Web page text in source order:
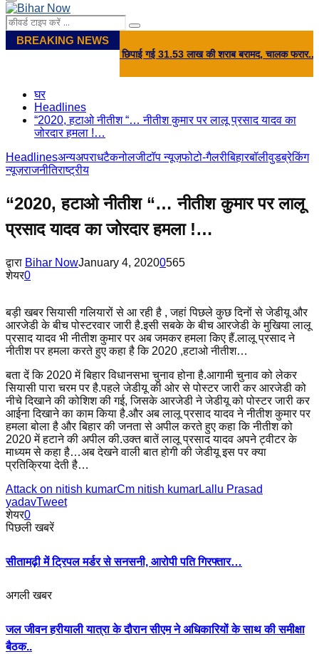
Primary
Menu
Search
for:
Search
BREAKING NEWS
पर खाद की आड़ में छिपाई गई 31.53 लाख की शराब बरामद, चालक फरार...⇝
घर
Headlines
“2020, हटाओ नीतीश “… नीतीश कुमार पर लालू प्रसाद यादव का
जोरदार हमला !…
Headlinesअन्यअपराधटैकनोलजीटॉप न्यूज़फोटो-गैलरीबिहारबॉलीवुडब्रेकिंग
न्यूज़राजनीतिराष्ट्रीय
“2020, हटाओ नीतीश “… नीतीश कुमार पर लालू
प्रसाद यादव का जोरदार हमला !…
द्वारा Bihar NowJanuary 4, 20200565
शेयर0
बड़ी खबर सियासी गलियारों से आ रही है , जहां पिछले कुछ दिनों से जेडीयू और
आरजेडी के बीच पोस्टरवार जारी है.इसी सबके के बीच आरजेडी के मुखिया लालू
प्रसाद यादव भी नीतीश कुमार पर अब जमकर हमला किए हैं.लालू प्रसाद ने
नीतीश पर हमला करते हुए कहा है कि 2020 ,हटाओ नीतीश…
बता दें कि 2020 में बिहार विधानसभा चुनाव होना है.आगामी चुनाव को लेकर
सियासी पारा चरम पर है.पहले जेडीयू की ओर से पोस्टर जारी कर आरजेडी को
नीचे दिखाने की कोशिश की गई, जिसके आरजेडी ने जेडीयू को पोस्टर जारी कर
आईना दिखाने का काम किया है.और अब लालू प्रसाद यादव ने नीतीश कुमार पर
हमला बोला है और बिहार की जनता से अपील करते हुए कहा कि नीतीश को
2020 में हटाने की अपील की.उक्त बातें लालू प्रसाद यादव अपने ट्वीटर के
माध्यम से कहा है…अब देखने वाली बात होगी की जेडीयू इस पर क्या
प्रतिक्रिया देती है…
Attack on nitish kumarCm nitish kumarLallu Prasad
yadavTweet
शेयर0
पिछली खबरें
सीतामढ़ी में ट्रिपल मर्डर से सनसनी, आरोपी पति गिरफ्तार…
अगली खबर
जल जीवन हरीयाली यात्रा के दौरान सीएम ने अधिकारियों के साथ की समीक्षा
बैठक..